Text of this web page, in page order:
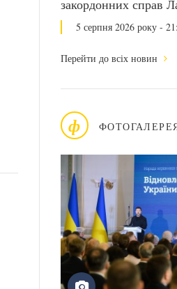
закордонних справ
5 серпня 2026 року -
Перейти до всіх новин
ф